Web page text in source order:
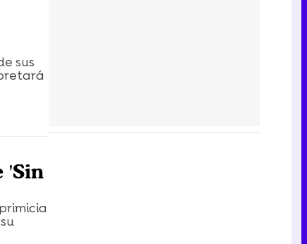
sus
'Sin